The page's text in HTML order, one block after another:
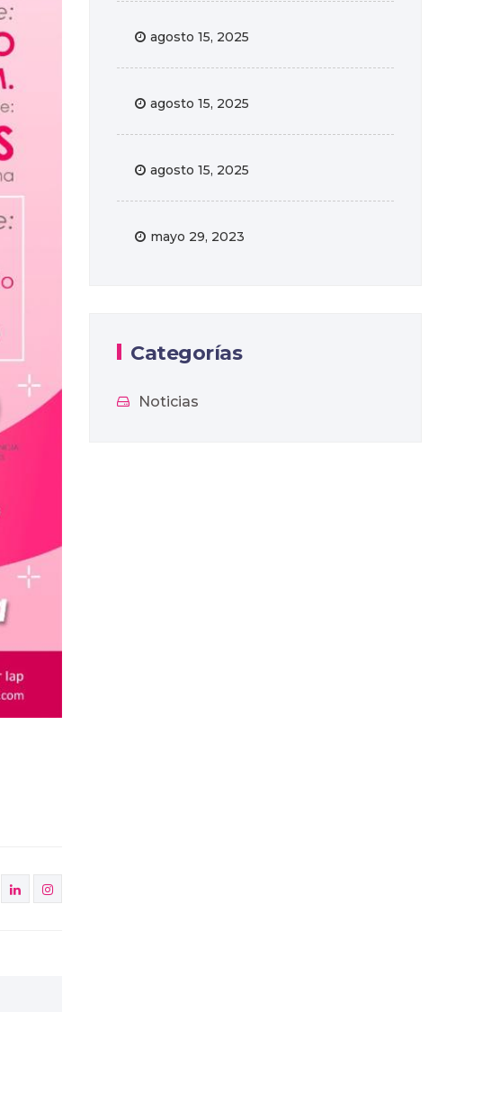
agosto 15, 2025
agosto 15, 2025
agosto 15, 2025
mayo 29, 2023
Categorías
Noticias